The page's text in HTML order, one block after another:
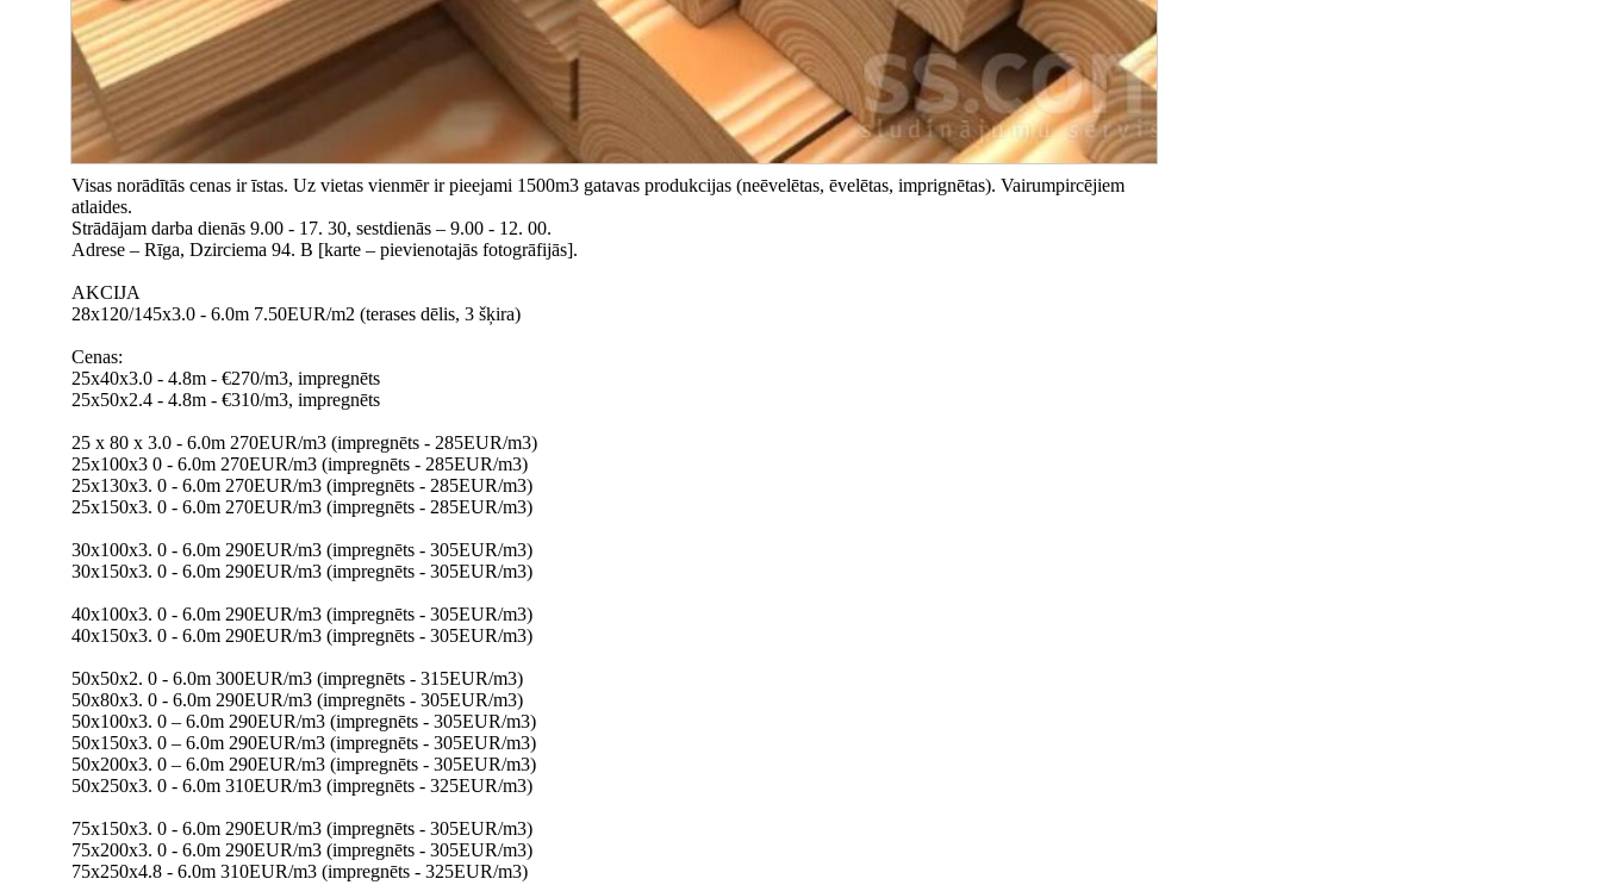
Visas norādītās cenas ir īstas. Uz vietas vienmēr ir pieejami 1500m3 gatavas produkcijas (neēvelētas, ēvelētas, imprignētas). Vairumpircējiem
atlaides.
Strādājam darba dienās 9.00 - 17. 30, sestdienās – 9.00 - 12. 00.
Adrese – Rīga, Dzirciema 94. B [karte – pievienotajās fotogrāfijās].
AKCIJA
28x120/145x3.0 - 6.0m 7.50EUR/m2 (terases dēlis, 3 šķira)
Cenas:
25x40x3.0 - 4.8m - €270/m3, impregnēts
25x50x2.4 - 4.8m - €310/m3, impregnēts
25 x 80 x 3.0 - 6.0m 270EUR/m3 (impregnēts - 285EUR/m3)
25x100x3 0 - 6.0m 270EUR/m3 (impregnēts - 285EUR/m3)
25x130x3. 0 - 6.0m 270EUR/m3 (impregnēts - 285EUR/m3)
25x150x3. 0 - 6.0m 270EUR/m3 (impregnēts - 285EUR/m3)
30x100x3. 0 - 6.0m 290EUR/m3 (impregnēts - 305EUR/m3)
30x150x3. 0 - 6.0m 290EUR/m3 (impregnēts - 305EUR/m3)
40x100x3. 0 - 6.0m 290EUR/m3 (impregnēts - 305EUR/m3)
40x150x3. 0 - 6.0m 290EUR/m3 (impregnēts - 305EUR/m3)
50x50x2. 0 - 6.0m 300EUR/m3 (impregnēts - 315EUR/m3)
50x80x3. 0 - 6.0m 290EUR/m3 (impregnēts - 305EUR/m3)
50x100x3. 0 – 6.0m 290EUR/m3 (impregnēts - 305EUR/m3)
50x150x3. 0 – 6.0m 290EUR/m3 (impregnēts - 305EUR/m3)
50x200x3. 0 – 6.0m 290EUR/m3 (impregnēts - 305EUR/m3)
50x250x3. 0 - 6.0m 310EUR/m3 (impregnēts - 325EUR/m3)
75x150x3. 0 - 6.0m 290EUR/m3 (impregnēts - 305EUR/m3)
75x200x3. 0 - 6.0m 290EUR/m3 (impregnēts - 305EUR/m3)
75x250x4.8 - 6.0m 310EUR/m3 (impregnēts - 325EUR/m3)